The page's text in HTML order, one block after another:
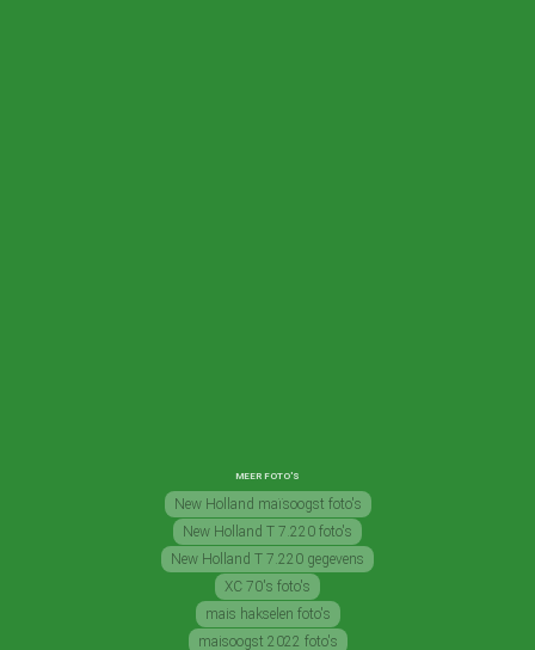
MEER FOTO'S
New Holland maïsoogst foto's
New Holland T 7.220 foto's
New Holland T 7.220 gegevens
XC 70's foto's
mais hakselen foto's
maisoogst 2022 foto's